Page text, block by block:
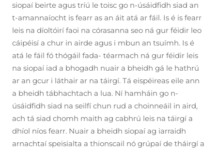
siopaí beirte agus tríú le toisc go n-úsáidfidh siad an
t-amannaíocht is fearr as an áit atá ar fáil. Is é is fearr
leis na díoltóirí faoi na córasanna seo ná gur féidir leo
cáipéisí a chur in airde agus i mbun an tsuímh. Is é
atá le fáil fó thógáil fada- téarmach ná gur féidir leis
na siopaí iad a bhogadh nuair a bheidh gá le hathrú
ar an gcur i láthair ar na táirgí. Tá eispéireas eile ann
a bheidh tábhachtach a lua. Ní hamháin go n-
úsáidfidh siad na seilfí chun rud a choinneáil in aird,
ach tá siad chomh maith ag cabhrú leis na táirgí a
dhíol níos fearr. Nuair a bheidh siopaí ag iarraidh
arnachtaí speisialta a thionscail nó grúpaí de tháirgí a